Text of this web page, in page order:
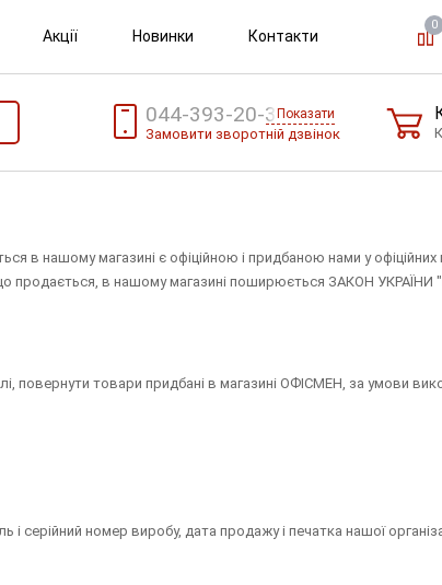
Акції Новинки Контакти
0
044-393-20-36Показати
Замовити зворотній дзвінок
в нашому магазині є офіційною і придбаною нами у офіційних
що продається, в нашому магазині поширюється ЗАКОН
повернути товари придбані в магазині ОФІСМЕН, за умови
серійний номер виробу, дата продажу і печатка нашої